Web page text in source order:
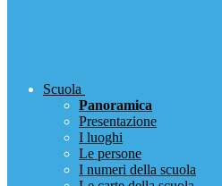
Scuola
Panoramica
Presentazione
I luoghi
Le persone
I numeri della scuola